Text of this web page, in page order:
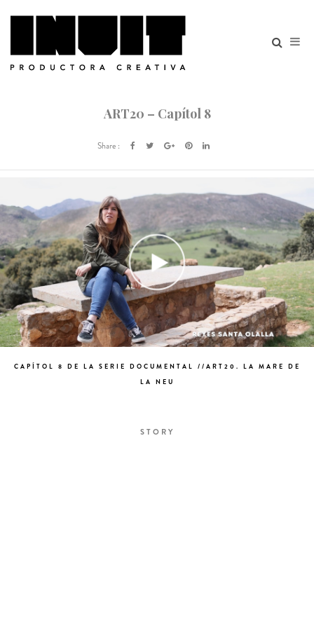
ART20 – Capítol 8
Share :
CAPÍTOL 8 DE LA SERIE DOCUMENTAL //ART20. LA MARE DE
LA NEU
STORY